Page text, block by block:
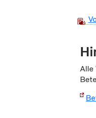
Alle